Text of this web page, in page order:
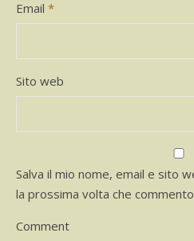
Email *
Sito web
Salva il mio nome, email e sito
la prossima volta che
Comment